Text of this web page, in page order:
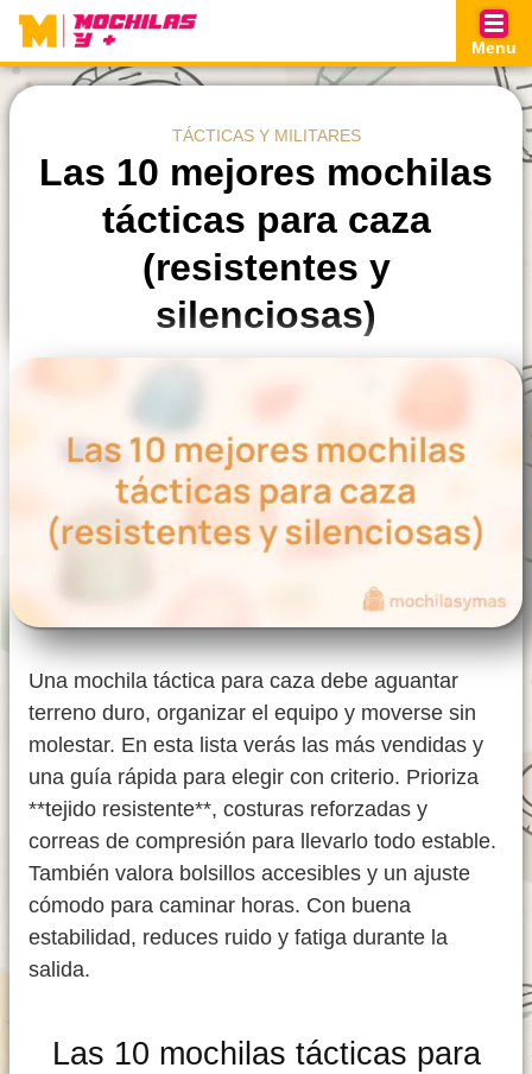
Skip
content
Menu
TÁCTICAS Y MILITARES
Las 10 mejores mochilas
tácticas para caza
(resistentes y
silenciosas)
Una mochila táctica para caza debe aguantar
terreno duro, organizar el equipo y moverse sin
molestar. En esta lista verás las más vendidas y
una guía rápida para elegir con criterio. Prioriza
**tejido resistente**, costuras reforzadas y
correas de compresión para llevarlo todo estable.
También valora bolsillos accesibles y un ajuste
cómodo para caminar horas. Con buena
estabilidad, reduces ruido y fatiga durante la
salida.
Las 10 mochilas tácticas para